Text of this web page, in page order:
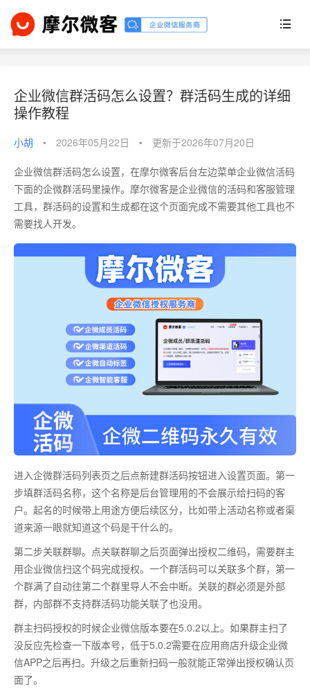
企业微信群活码怎么设置？群活码生成的详细
操作教程
小胡 • 2026年05月22日 • 更新于2026年07月20日
企业微信群活码怎么设置，在摩尔微客后台左边菜单企业微信活码
下面的企微群活码里操作。摩尔微客是企业微信的活码和客服管理
工具，群活码的设置和生成都在这个页面完成不需要其他工具也不
需要找人开发。
进入企微群活码列表页之后点新建群活码按钮进入设置页面。第一
步填群活码名称，这个名称是后台管理用的不会展示给扫码的客
户。起名的时候带上用途方便后续区分，比如带上活动名称或者渠
道来源一眼就知道这个码是干什么的。
第二步关联群聊。点关联群聊之后页面弹出授权二维码，需要群主
用企业微信扫这个码完成授权。一个群活码可以关联多个群，第一
个群满了自动往第二个群里导人不会中断。关联的群必须是外部
群，内部群不支持群活码功能关联了也没用。
群主扫码授权的时候企业微信版本要在5.0.2以上。如果群主扫了
没反应先检查一下版本号，低于5.0.2需要在应用商店升级企业微
信APP之后再扫。升级之后重新扫码一般就能正常弹出授权确认页
面了。